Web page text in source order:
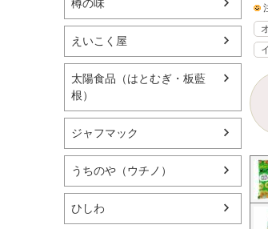
樽の味
えいこく屋
太陽食品（はとむぎ・板藍
根）
ジャフマック
うちのや（ウチノ）
ひしわ